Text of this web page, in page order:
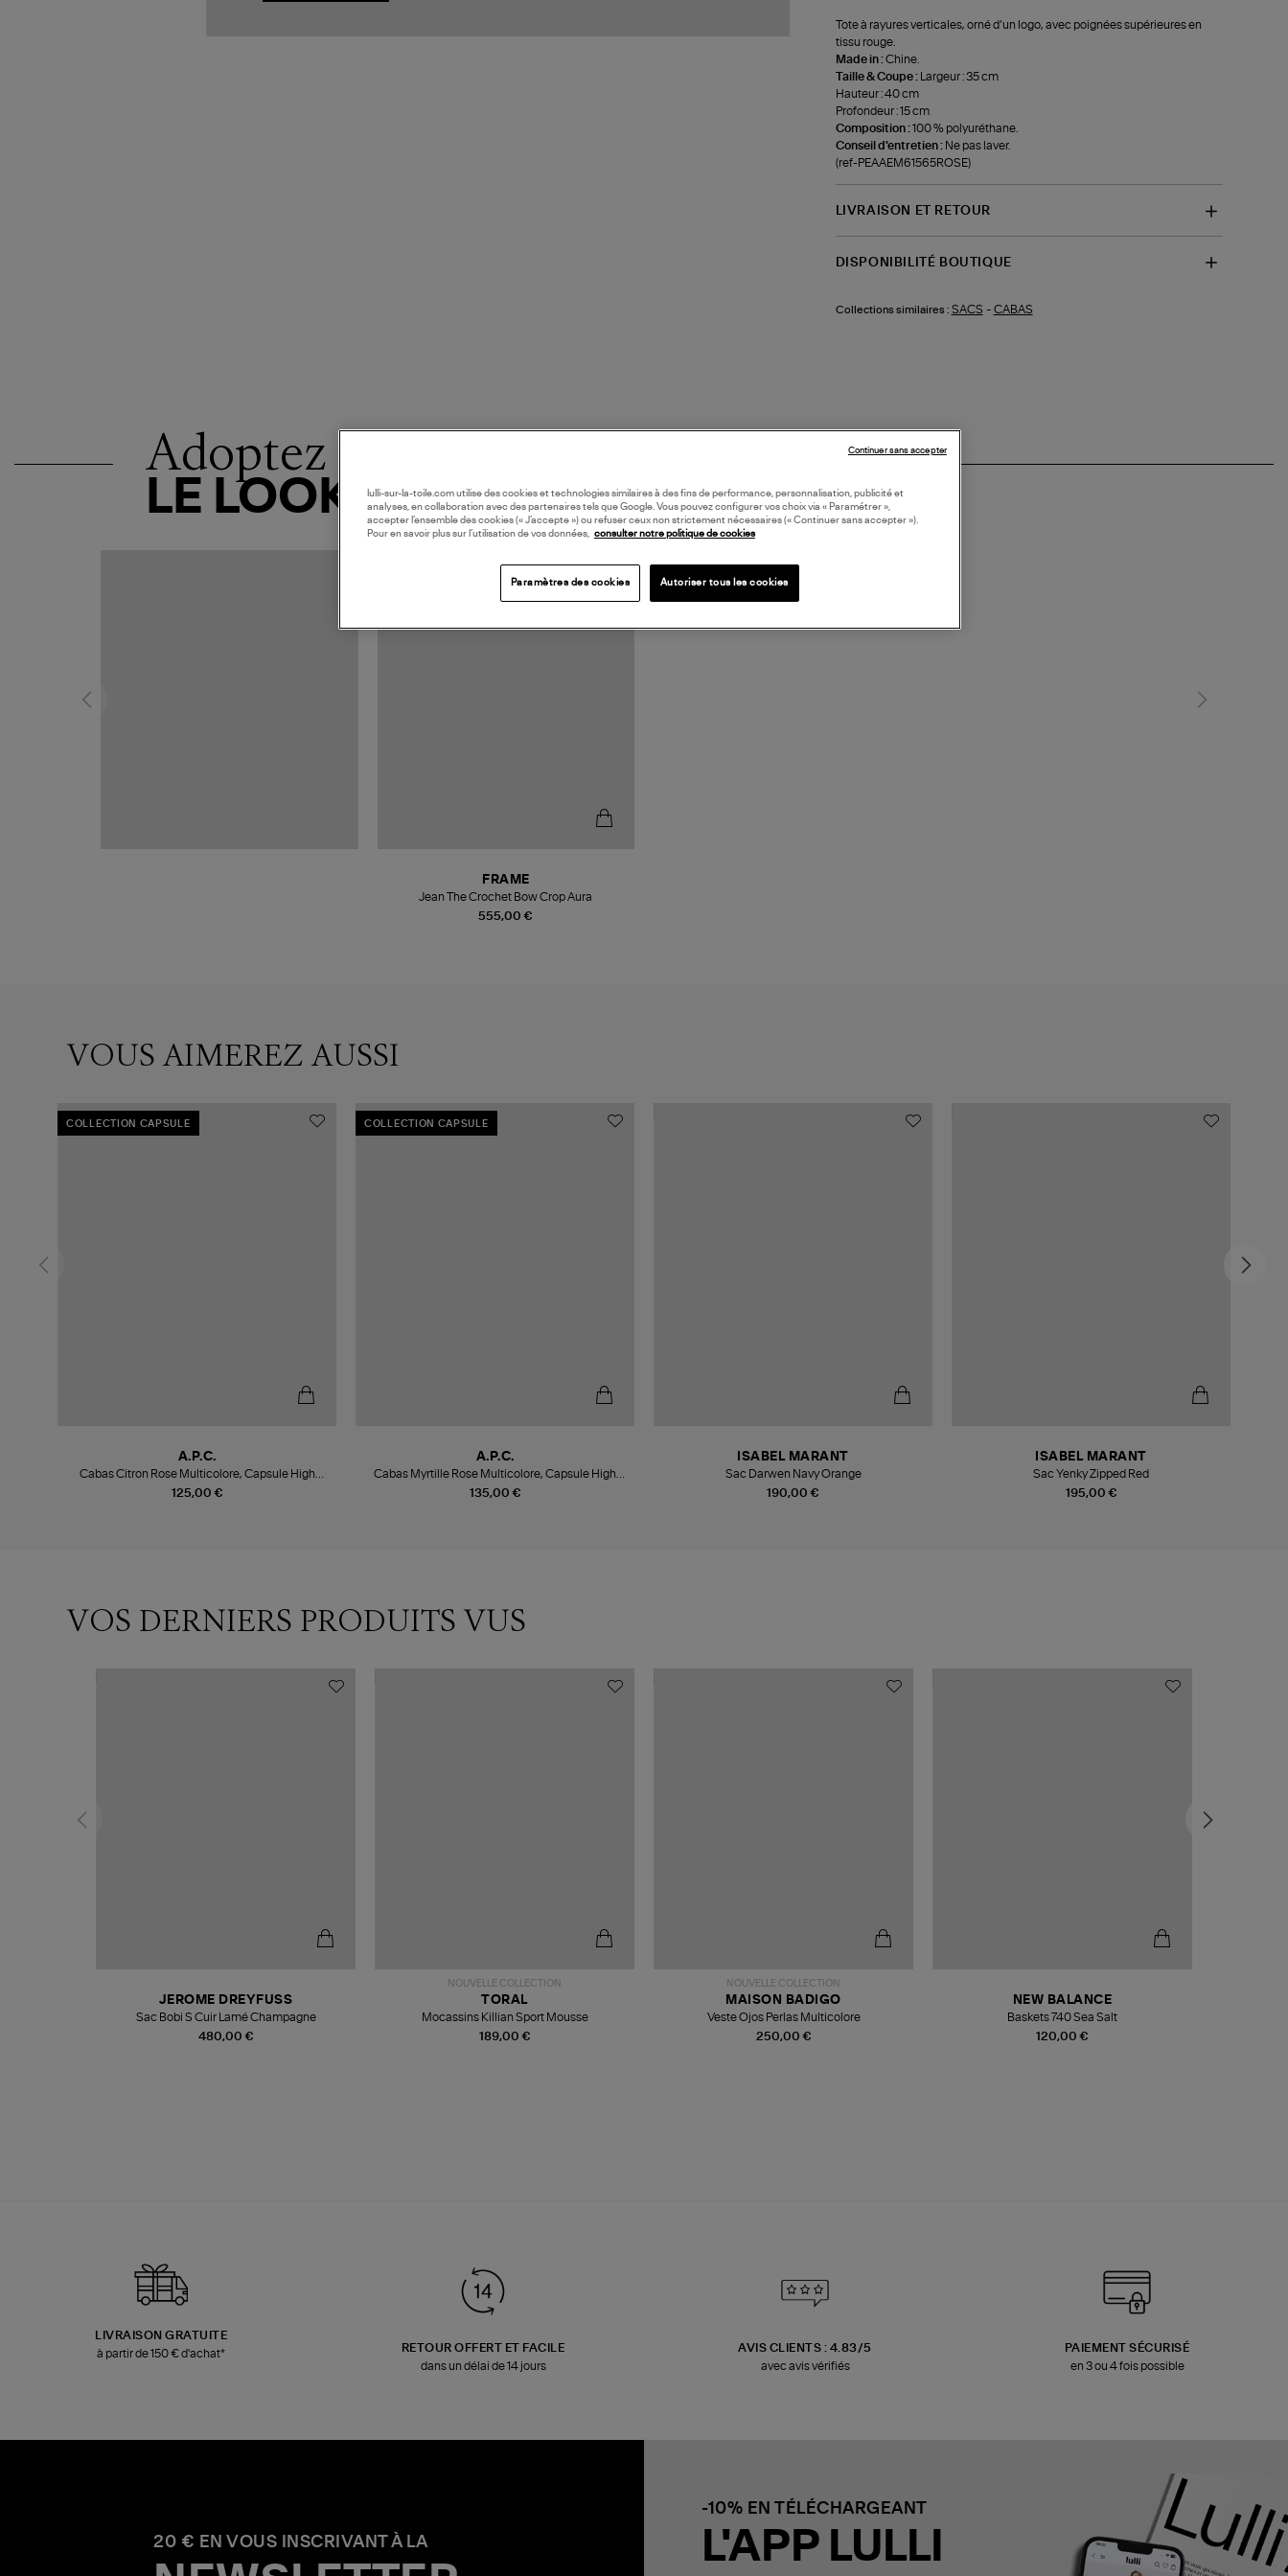
Tote à rayures verticales, orné d’un logo, avec poignées supérieures en
tissu rouge.
Made in :Chine.
Taille & Coupe :
Largeur : 35 cm
Hauteur : 40 cm
Profondeur : 15 cm
Composition :100 % polyuréthane.
Conseil d'entretien : Ne pas laver.
(ref-PEAAEM61565ROSE)
LIVRAISON ET RETOUR
DISPONIBILITÉ BOUTIQUE
Collections similaires : SACS - CABAS
Adoptez
LE LOOK
555,00 €
FRAME
Jean The Crochet Bow Crop Aura
VOUS AIMEREZ AUSSI
COLLECTION CAPSULE
125,00 €
A.P.C.
Cabas Citron Rose Multicolore, Capsule High
Summer
COLLECTION CAPSULE
135,00 €
A.P.C.
Cabas Myrtille Rose Multicolore, Capsule High
Summer
190,00 €
ISABEL MARANT
Sac Darwen Navy Orange
195,00 €
ISABEL MARANT
Sac Yenky Zipped Red
VOS DERNIERS PRODUITS VUS
480,00 €
JEROME DREYFUSS
Sac Bobi S Cuir Lamé Champagne
NOUVELLE COLLECTION
189,00 €
TORAL
Mocassins Killian Sport Mousse
NOUVELLE COLLECTION
250,00 €
MAISON BADIGO
Veste Ojos Perlas Multicolore
120,00 €
NEW BALANCE
Baskets 740 Sea Salt
LIVRAISON GRATUITE
à partir de 150 € d'achat*
RETOUR OFFERT ET FACILE
dans un délai de 14 jours
AVIS CLIENTS : 4.83/5
avec avis vérifiés
PAIEMENT SÉCURISÉ
en 3 ou 4 fois possible
20 € EN VOUS INSCRIVANT À LA
-10% EN TÉLÉCHARGEANT
L'APP LULLI
lulli-sur-la-toile.com utilise des cookies et technologies similaires à des fins de performance, personnalisation, publicité et
analyses, en collaboration avec des partenaires tels que Google. Vous pouvez configurer vos choix via « Paramétrer »,
accepter l’ensemble des cookies (« J’accepte ») ou refuser ceux non strictement nécessaires (« Continuer sans accepter »).
Pour en savoir plus sur l’utilisation de vos données, consulter notre politique de cookies
Paramètres des cookies Autoriser tous les cookies
Continuer sans accepter